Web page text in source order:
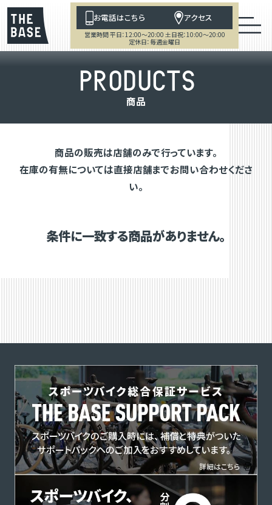
お電話はこちら アクセス
営業時間 平日：12:00～20:00 土日祝：10:00～20:00
定休日：毎週金曜日
PRODUCTS
商品
商品の販売は店舗のみで行っています。
在庫の有無については直接店舗までお問い合わせくださ
い。
条件に一致する商品がありません。